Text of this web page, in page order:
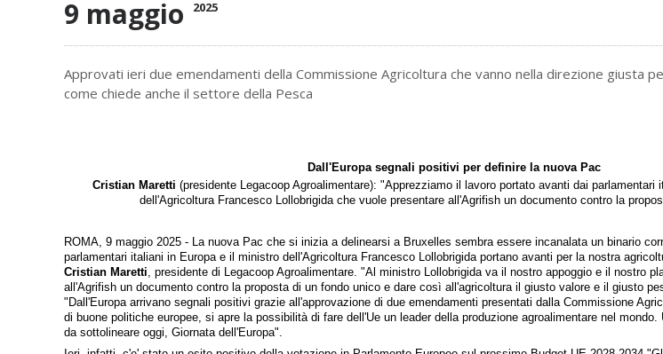
9 maggio 2025
Approvati ieri due emendamenti della Commissione Agricoltura che vanno nella direzione giusta
come chiede anche il settore della Pesca
Dall'Europa segnali positivi per definire la nuova Pac
Cristian Maretti (presidente Legacoop Agroalimentare): "Apprezziamo il lavoro portato avanti dai parlamentari
dell'Agricoltura Francesco Lollobrigida che vuole presentare all'Agrifish un documento contro la
ROMA, 9 maggio 2025 - La nuova Pac che si inizia a delinearsi a Bruxelles sembra essere incanalata un binario
parlamentari italiani in Europa e il ministro dell'Agricoltura Francesco Lollobrigida portano avanti per la nostra
Cristian Maretti , presidente di Legacoop Agroalimentare. "Al ministro Lollobrigida va il nostro appoggio e il nostro
all'Agrifish un documento contro la proposta di un fondo unico e dare così all'agricoltura il giusto valore e il giusto
"Dall'Europa arrivano segnali positivi grazie all'approvazione di due emendamenti presentati dalla Commissione
di buone politiche europee, si apre la possibilità di fare dell'Ue un leader della produzione agroalimentare nel
da sottolineare oggi, Giornata dell'Europa".